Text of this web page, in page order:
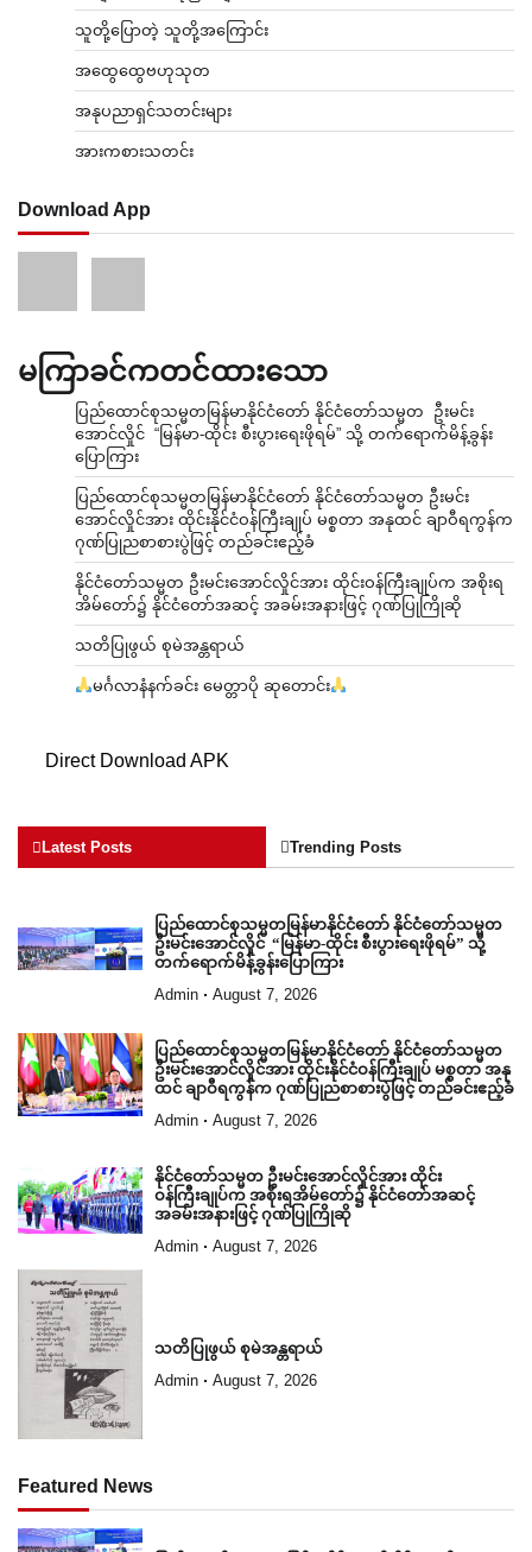
သူတို့ပြောတဲ့ သူတို့အကြောင်း
အထွေထွေဗဟုသုတ
အနုပညာရှင်သတင်းများ
အားကစားသတင်း
Download App
မကြာခင်ကတင်ထားသော
ပြည်ထောင်စုသမ္မတမြန်မာနိုင်ငံတော် နိုင်ငံတော်သမ္မတ ဦးမင်း
အောင်လှိုင် “မြန်မာ-ထိုင်း စီးပွားရေးဖိုရမ်” သို့ တက်ရောက်မိန့်ခွန်း
ပြောကြား
ပြည်ထောင်စုသမ္မတမြန်မာနိုင်ငံတော် နိုင်ငံတော်သမ္မတ ဦးမင်း
အောင်လှိုင်အား ထိုင်းနိုင်ငံဝန်ကြီးချုပ် မစ္စတာ အနုထင် ချာဝီရကွန်က
ဂုဏ်ပြုညစာစားပွဲဖြင့် တည်ခင်းဧည့်ခံ
နိုင်ငံတော်သမ္မတ ဦးမင်းအောင်လှိုင်အား ထိုင်းဝန်ကြီးချုပ်က အစိုးရ
အိမ်တော်၌ နိုင်ငံတော်အဆင့် အခမ်းအနားဖြင့် ဂုဏ်ပြုကြိုဆို
သတိပြုဖွယ် စုမဲအန္တရာယ်
မင်္ဂလာနံနက်ခင်း မေတ္တာပို ဆုတောင်း
Direct Download APK
Latest Posts Trending Posts
ပြည်ထောင်စုသမ္မတမြန်မာနိုင်ငံတော် နိုင်ငံတော်သမ္မတ
ဦးမင်းအောင်လှိုင် “မြန်မာ-ထိုင်း စီးပွားရေးဖိုရမ်” သို့
တက်ရောက်မိန့်ခွန်းပြောကြား
Admin August 7, 2026
ပြည်ထောင်စုသမ္မတမြန်မာနိုင်ငံတော် နိုင်ငံတော်သမ္မတ
ဦးမင်းအောင်လှိုင်အား ထိုင်းနိုင်ငံဝန်ကြီးချုပ် မစ္စတာ အနု
ထင် ချာဝီရကွန်က ဂုဏ်ပြုညစာစားပွဲဖြင့် တည်ခင်းဧည့်ခံ
Admin August 7, 2026
နိုင်ငံတော်သမ္မတ ဦးမင်းအောင်လှိုင်အား ထိုင်း
ဝန်ကြီးချုပ်က အစိုးရအိမ်တော်၌ နိုင်ငံတော်အဆင့်
အခမ်းအနားဖြင့် ဂုဏ်ပြုကြိုဆို
Admin August 7, 2026
သတိပြုဖွယ် စုမဲအန္တရာယ်
Admin August 7, 2026
Featured News